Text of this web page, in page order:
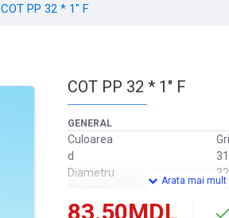
COT PP 32 * 1" F
COT PP 32 * 1" F
GENERAL
Culoarea
Gri
d
Diametru
l1
83.50MDL